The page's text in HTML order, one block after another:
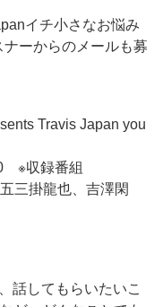
イチ小さなお悩み
ーからのメールも募
Travis Japan you
※収録番組
三掛龍也、吉澤閑
話してもらいたいこ